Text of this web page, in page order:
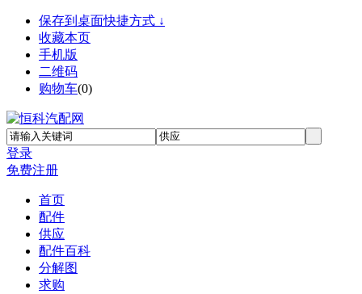
保存到桌面快捷方式 ↓
收藏本页
手机版
二维码
购物车(0)
登录
免费注册
首页
配件
供应
配件百科
分解图
求购